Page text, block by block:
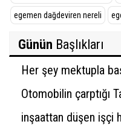
egemen dağdeviren nereli
Günün Başlıkları
Her şey mektupla
Otomobilin çarptığı
inşaattan düşen işçi